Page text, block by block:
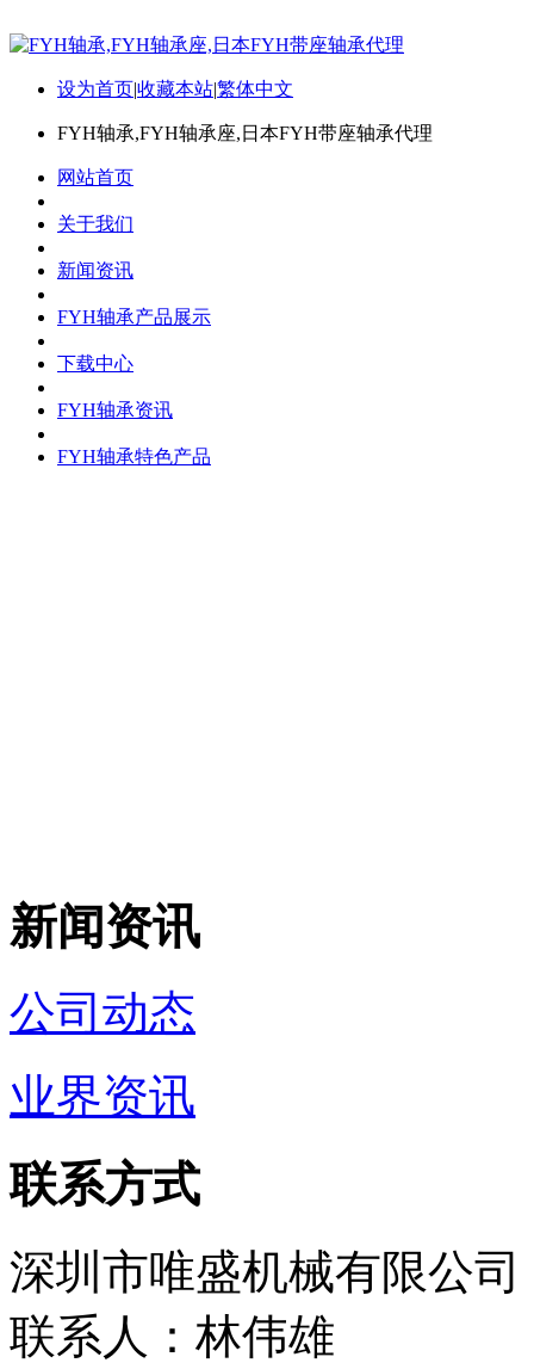
设为首页|收藏本站|繁体中文
FYH轴承,FYH轴承座,日本FYH带座轴承代理
网站首页
关于我们
新闻资讯
FYH轴承产品展示
下载中心
FYH轴承资讯
FYH轴承特色产品
新闻资讯
公司动态
业界资讯
联系方式
深圳市唯盛机械有限公司
联系人：林伟雄